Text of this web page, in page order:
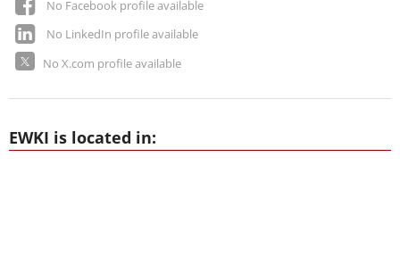
No Facebook profile available
No LinkedIn profile available
No X.com profile available
EWKI is located in: